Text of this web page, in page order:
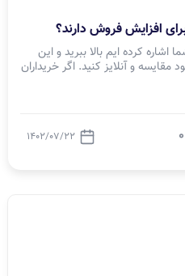
افزایش فروش دارند؟
کرده ایم بالا ببرید و این
مقایسه و آنلایز کنید. اگر خریداران
0
1402/07/22